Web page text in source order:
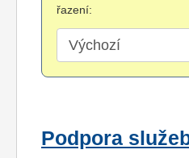
řazení:
Podpora